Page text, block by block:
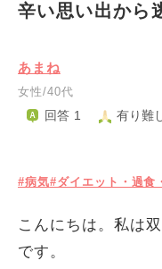
辛い思い出から
あまね
女性/40代
回答 1 有り難
#病気#ダイエット・過食
こんにちは。私は
です。